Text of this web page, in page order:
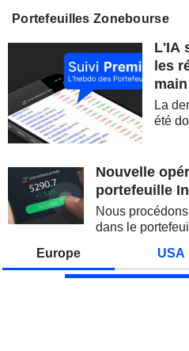
Portefeuilles Zonebourse
L'IA
les
main
La
été
semi-
Nouvelle
portefeuille
Nous
dans le
Europe USA